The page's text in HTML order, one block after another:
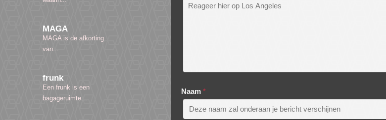
MAGA
MAGA is de afkorting
van...
frunk
Een frunk is een
bagageruimte...
Naam *